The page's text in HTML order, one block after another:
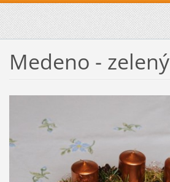
Medeno - zelený